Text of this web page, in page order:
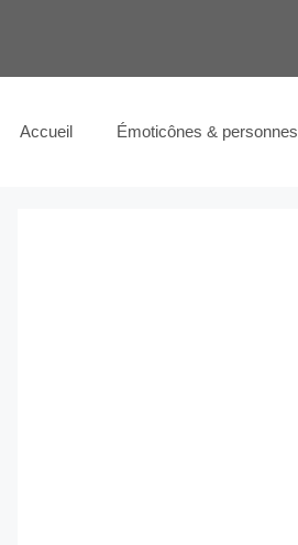
Accueil Émoticônes & personnes